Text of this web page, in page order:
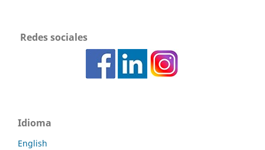
Redes sociales
Idioma
English